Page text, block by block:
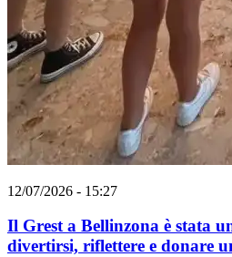
12/07/2026 - 15:27
Il Grest a Bellinzona è stata
divertirsi, riflettere e donare